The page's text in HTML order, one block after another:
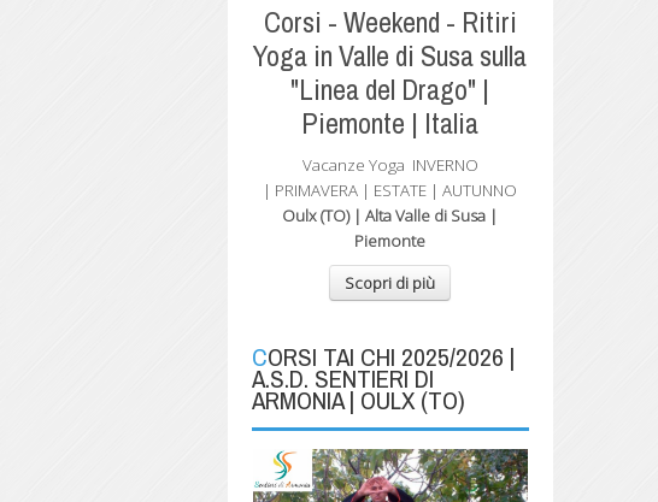
Corsi - Weekend - Ritiri
Yoga in Valle di Susa sulla
"Linea del Drago" |
Piemonte | Italia
Vacanze Yoga INVERNO
| PRIMAVERA | ESTATE | AUTUNNO
Oulx (TO) | Alta Valle di Susa |
Piemonte
Scopri di più
CORSI TAI CHI 2025/2026 |
A.S.D. SENTIERI DI
ARMONIA | OULX (TO)